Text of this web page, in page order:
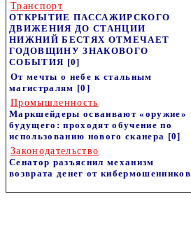
Транспорт
ОТКРЫТИЕ ПАССАЖИРСКОГО
ДВИЖЕНИЯ ДО СТАНЦИИ
НИЖНИЙ БЕСТЯХ ОТМЕЧАЕТ
ГОДОВЩИНУ ЗНАКОВОГО
СОБЫТИЯ [0]
От мечты о небе к стальным
магистралям [0]
Промышленность
Маркшейдеры осваивают «оружие»
будущего: проходят обучение по
использованию нового сканера [0]
Законодательство
Сенатор разъяснил механизм
возврата денег от кибермошенников